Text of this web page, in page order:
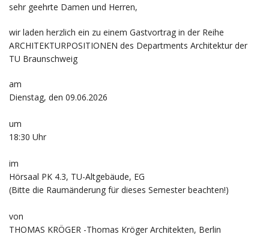
sehr geehrte Damen und Herren,
wir laden herzlich ein zu einem Gastvortrag in der Reihe
ARCHITEKTURPOSITIONEN des Departments Architektur der
TU Braunschweig
am
Dienstag, den 09.06.2026
um
18:30 Uhr
im
Hörsaal PK 4.3, TU-Altgebäude, EG
(Bitte die Raumänderung für dieses Semester beachten!)
von
THOMAS KRÖGER -Thomas Kröger Architekten, Berlin